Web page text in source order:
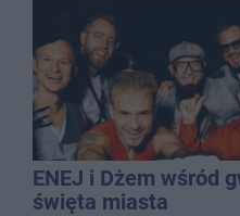
ENEJ i Dżem wśród
święta miasta